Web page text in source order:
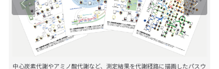
中心炭素代謝やアミノ酸代謝など、測定結果を代謝経路に描画したパスウ